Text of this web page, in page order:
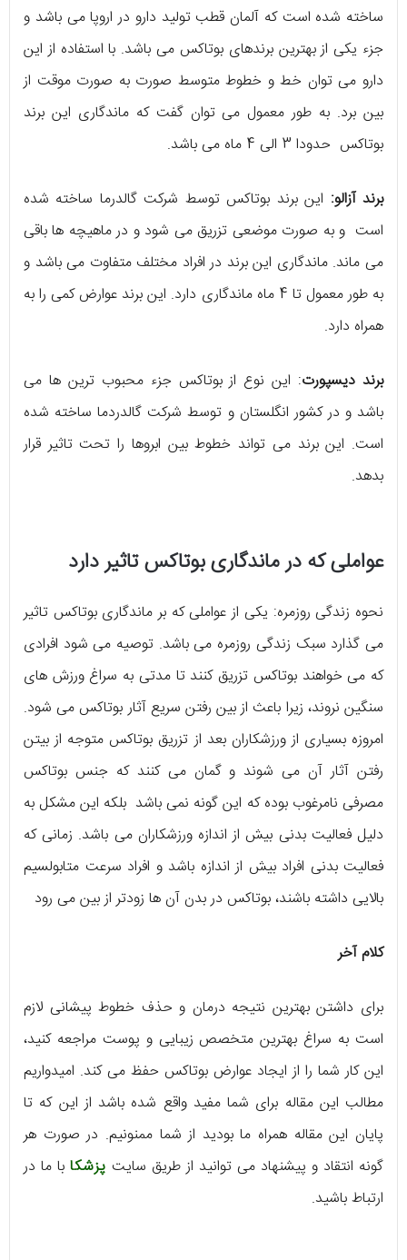
ساخته شده است که آلمان قطب تولید دارو در اروپا می باشد و
جزء یکی از بهترین برندهای بوتاکس می باشد. با استفاده از این
دارو می توان خط و خطوط متوسط صورت به صورت موقت از
بین برد. به طور معمول می توان گفت که ماندگاری این برند
بوتاکس حدودا 3 الی 4 ماه می باشد.
برند آزالو: این برند بوتاکس توسط شرکت گالدرما ساخته شده
است و به صورت موضعی تزریق می شود و در ماهیچه ها باقی
می ماند. ماندگاری این برند در افراد مختلف متفاوت می باشد و
به طور معمول تا 4 ماه ماندگاری دارد. این برند عوارض کمی را به
همراه دارد.
برند دیسپورت: این نوع از بوتاکس جزء محبوب ترین ها می
باشد و در کشور انگلستان و توسط شرکت گالدردما ساخته شده
است. این برند می تواند خطوط بین ابروها را تحت تاثیر قرار
بدهد.
عواملی که در ماندگاری بوتاکس تاثیر دارد
نحوه زندگی روزمره: یکی از عواملی که بر ماندگاری بوتاکس تاثیر
می گذارد سبک زندگی روزمره می باشد. توصیه می شود افرادی
که می خواهند بوتاکس تزریق کنند تا مدتی به سراغ ورزش های
سنگین نروند، زیرا باعث از بین رفتن سریع آثار بوتاکس می شود.
امروزه بسیاری از ورزشکاران بعد از تزریق بوتاکس متوجه از بیتن
رفتن آثار آن می شوند و گمان می کنند که جنس بوتاکس
مصرفی نامرغوب بوده که این گونه نمی باشد بلکه این مشکل به
دلیل فعالیت بدنی بیش از اندازه ورزشکاران می باشد. زمانی که
فعالیت بدنی افراد بیش از اندازه باشد و افراد سرعت متابولسیم
بالایی داشته باشند، بوتاکس در بدن آن ها زودتر از بین می رود
کلام آخر
برای داشتن بهترین نتیجه درمان و حذف خطوط پیشانی لازم
است به سراغ بهترین متخصص زیبایی و پوست مراجعه کنید،
این کار شما را از ایجاد عوارض بوتاکس حفظ می کند. امیدواریم
مطالب این مقاله برای شما مفید واقع شده باشد از این که تا
پایان این مقاله همراه ما بودید از شما ممنونیم. در صورت هر
گونه انتقاد و پیشنهاد می توانید از طریق سایت پزشکا با ما در
ارتباط باشید.